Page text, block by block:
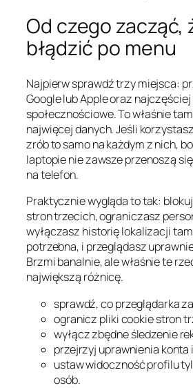
Od czego zacząć,
błądzić po menu
Najpierw sprawdź trzy miejsca:
Google lub Apple oraz
społecznościowe. To właśnie
najwięcej danych. Jeśli
zrób to samo na każdym z nich,
laptopie nie zawsze przenoszą
na telefon.
Praktycznie wygląda to tak:
stron trzecich, ograniczasz
wyłączasz historię lokalizacji
potrzebna, i przeglądasz
Brzmi banalnie, ale właśnie te
największą różnicę.
sprawdź, co przeglądarka
ogranicz pliki cookie stron
wyłącz zbędne śledzenie
przejrzyj uprawnienia konta
ustaw widoczność profilu
osób.